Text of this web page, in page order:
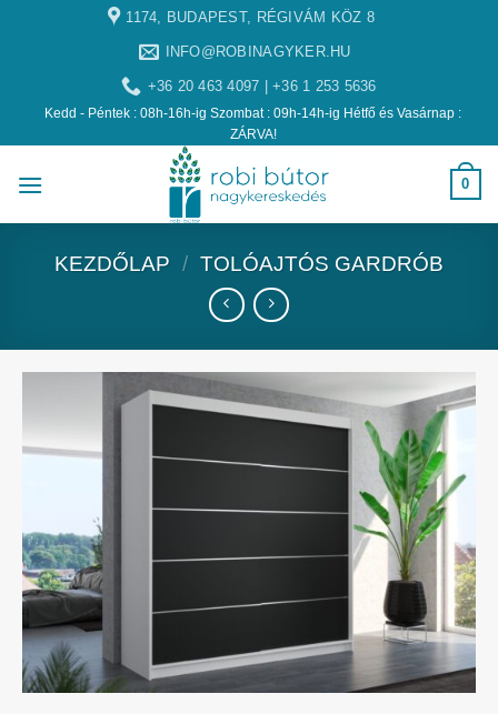
1174, BUDAPEST, RÉGIVÁM KÖZ 8
INFO@ROBINAGYKER.HU
+36 20 463 4097 | +36 1 253 5636
Kedd - Péntek : 08h-16h-ig Szombat : 09h-14h-ig Hétfő és Vasárnap :
ZÁRVA!
0
KEZDŐLAP / TOLÓAJTÓS GARDRÓB